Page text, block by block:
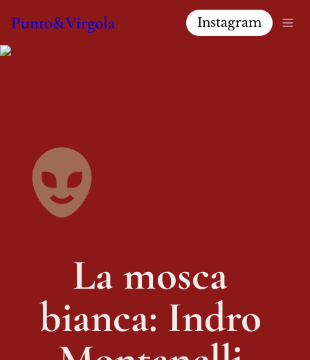
Punto&Virgola Instagram
La mosca
bianca: Indro